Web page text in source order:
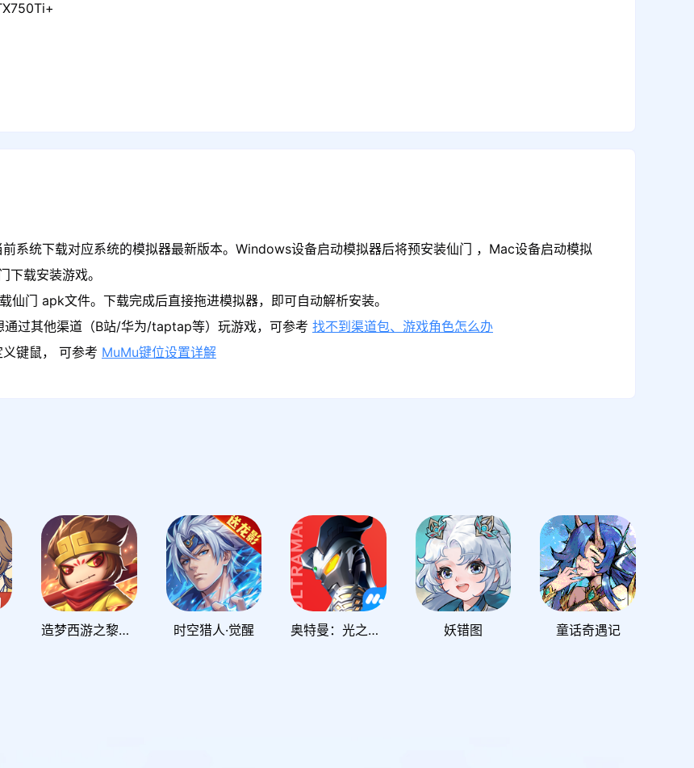
系统下载对应系统的模拟器最新版本。Windows设备启动模拟器后将预安装仙门 ，Mac设备启动模拟
下载安装游戏。
门 apk文件。下载完成后直接拖进模拟器，即可自动解析安装。
过其他渠道（B站/华为/taptap等）玩游戏，可参考 找不到渠道包、游戏角色怎么办
键鼠， 可参考 MuMu键位设置详解
造梦西游之黎尤浩劫篇 时空猎人·觉醒 奥特曼：光之战士 妖错图 童话奇遇记